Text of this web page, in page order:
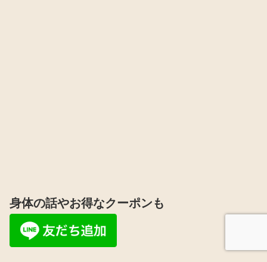
身体の話やお得なクーポンも